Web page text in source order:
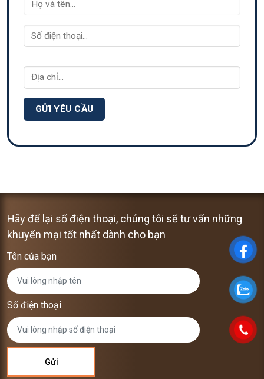
Hãy để lại số điện thoại, chúng tôi sẽ tư vấn những
khuyến mại tốt nhất dành cho bạn
Tên của bạn
Số điện thoại